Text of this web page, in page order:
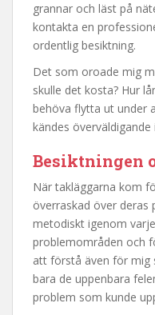
grannar och läst på
kontakta en
ordentlig besiktning.
Det som oroade mig
skulle det kosta? Hur
behöva flytta ut under
kändes överväldigande
Besiktningen
När takläggarna kom
överraskad över deras
metodiskt igenom
problemområden och
att förstå även för mig
bara de uppenbara
problem som kunde